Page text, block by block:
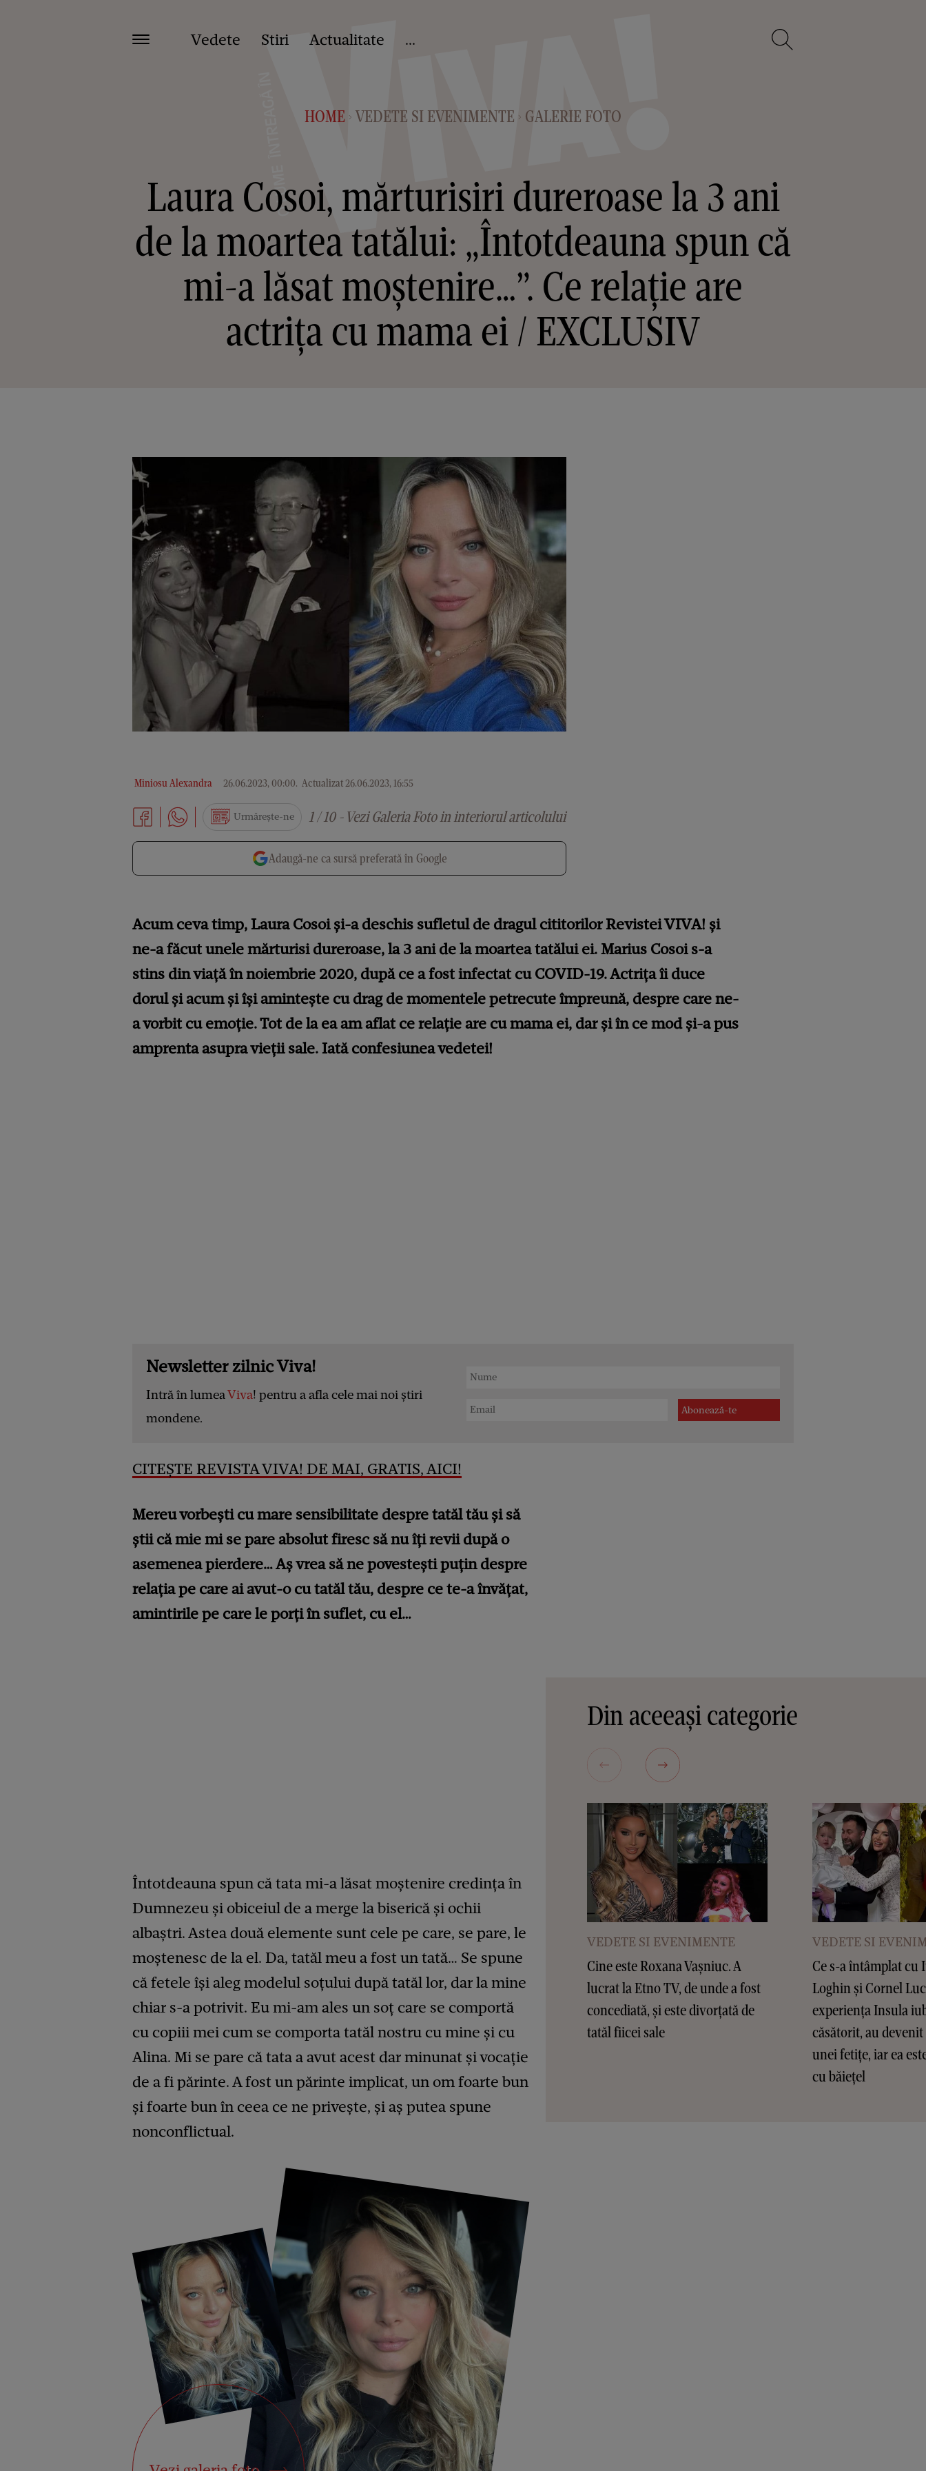
Vedete Stiri Actualitate ...
HOME > VEDETE SI EVENIMENTE > GALERIE FOTO
Laura Cosoi, mărturisiri dureroase la 3 ani
de la moartea tatălui: „Întotdeauna spun că
mi-a lăsat moștenire…”. Ce relație are
actrița cu mama ei / EXCLUSIV
Miniosu Alexandra 26.06.2023, 00:00. Actualizat 26.06.2023, 16:55
Urmărește-ne 1 / 10 - Vezi Galeria Foto in interiorul articolului
Adaugă-ne ca sursă preferată în Google
Acum ceva timp, Laura Cosoi și-a deschis sufletul de dragul cititorilor Revistei VIVA! și
ne-a făcut unele mărturisi dureroase, la 3 ani de la moartea tatălui ei. Marius Cosoi s-a
stins din viață în noiembrie 2020, după ce a fost infectat cu COVID-19. Actrița îi duce
dorul și acum și își amintește cu drag de momentele petrecute împreună, despre care ne-
a vorbit cu emoție. Tot de la ea am aflat ce relație are cu mama ei, dar și în ce mod și-a pus
amprenta asupra vieții sale. Iată confesiunea vedetei!
Newsletter zilnic Viva!
Intră în lumeaViva! pentru a afla cele mai noi știri
mondene.
CITEȘTE REVISTA VIVA! DE MAI, GRATIS, AICI!
Mereu vorbești cu mare sensibilitate despre tatăl tău și să
știi că mie mi se pare absolut firesc să nu îți revii după o
asemenea pierdere… Aș vrea să ne povestești puțin despre
relația pe care ai avut-o cu tatăl tău, despre ce te-a învățat,
amintirile pe care le porți în suflet, cu el…
Întotdeauna spun că tata mi-a lăsat moștenire credința în
Dumnezeu și obiceiul de a merge la biserică și ochii
albaștri. Astea două elemente sunt cele pe care, se pare, le
moștenesc de la el. Da, tatăl meu a fost un tată… Se spune
că fetele își aleg modelul soțului după tatăl lor, dar la mine
chiar s-a potrivit. Eu mi-am ales un soț care se comportă
cu copiii mei cum se comporta tatăl nostru cu mine și cu
Alina. Mi se pare că tata a avut acest dar minunat și vocație
de a fi părinte. A fost un părinte implicat, un om foarte bun
și foarte bun în ceea ce ne privește, și aș putea spune
nonconflictual.
Din aceeași categorie
VEDETE SI EVENIMENTE
Cine este Roxana Vașniuc. A
lucrat la Etno TV, de unde a fost
concediată, și este divorțată de
tatăl fiicei sale
VEDETE SI
Ce s-a întâmplat cu
Loghin și Cornel
experiența Insula
căsătorit, au
unei fetițe, iar ea
cu băiețel